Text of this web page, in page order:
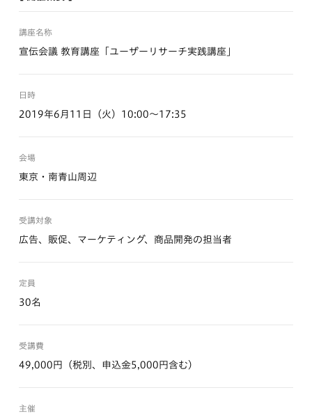
講座名称
宣伝会議 教育講座「ユーザーリサーチ実践講座」
日時
2019年6月11日（火）10:00～17:35
会場
東京・南青山周辺
受講対象
広告、販促、マーケティング、商品開発の担当者
定員
30名
受講費
49,000円（税別、申込金5,000円含む）
主催